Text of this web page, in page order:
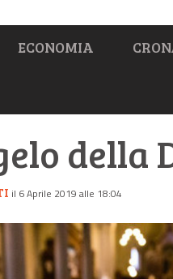
ECONOMIA
della
il 6 Aprile 2019 alle 18:04